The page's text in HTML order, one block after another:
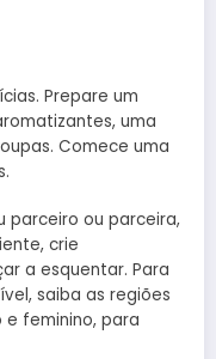
Prepare um
uma
Comece uma
parceiro ou parceira,
crie
a esquentar. Para
saiba as regiões
e feminino, para